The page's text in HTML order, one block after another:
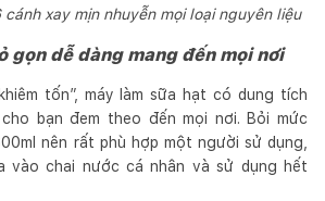
xay mịn nhuyễn mọi loại nguyên liệu
gọn dễ dàng mang đến mọi nơi
tốn”, máy làm sữa hạt có dung tích
bạn đem theo đến mọi nơi. Bỏi mức
nên rất phù hợp một người sử dụng,
vào chai nước cá nhân và sử dụng hết